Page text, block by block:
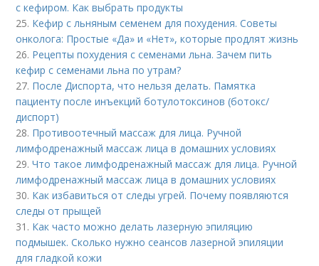
с кефиром. Как выбрать продукты
25. Кефир с льняным семенем для похудения. Советы
онколога: Простые «Да» и «Нет», которые продлят жизнь
26. Рецепты похудения с семенами льна. Зачем пить
кефир с семенами льна по утрам?
27. После Диспорта, что нельзя делать. Памятка
пациенту после инъекций ботулотоксинов (ботокс/
диспорт)
28. Противоотечный массаж для лица. Ручной
лимфодренажный массаж лица в домашних условиях
29.Что такое лимфодренажный массаж для лица. Ручной
лимфодренажный массаж лица в домашних условиях
30. Как избавиться от следы угрей. Почему появляются
следы от прыщей
31. Как часто можно делать лазерную эпиляцию
подмышек. Сколько нужно сеансов лазерной эпиляции
для гладкой кожи